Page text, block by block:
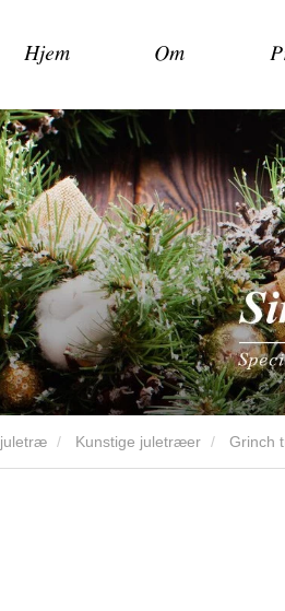
Hjem Om
juletræ Kunstige juletræer Grinch